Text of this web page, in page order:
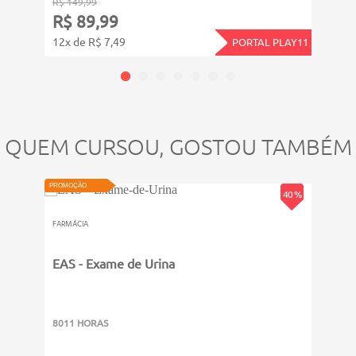
R$ 89,99
12x de R$ 7,49 PORTAL PLAY11
QUEM CURSOU, GOSTOU TAMBÉM
40 %
PROMOÇÃO
FARMÁCIA
EAS - Exame de Urina
8011 HORAS